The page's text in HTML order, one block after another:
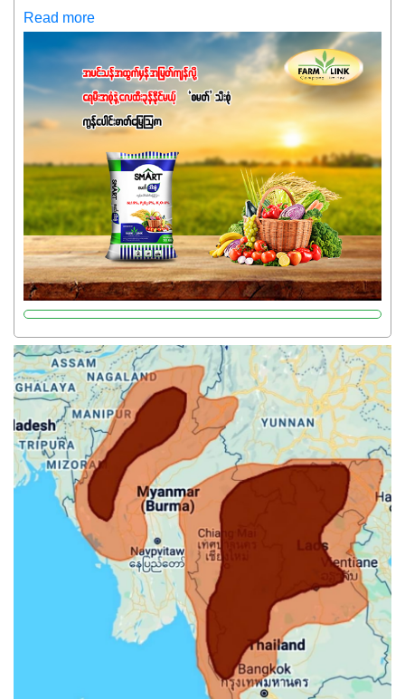
သေးရင်တော့ ဒီစာလေးကို ဆက်ဖတ်‌ပေးပါ #စမတ်သီးစုံဆိုတာ
အပင်တိုင်းအတွက် အဓိကအာဟာရNPK (19:7:8)နဲ့ #ဟူးမစ်
အက်စစ်တို့ အချိုးကျ ပေါင်းစပ်ထားတဲ့ ကွန်ပေါင်း
ဓာတ်မြေဩဇာဖြစ်ပါတယ်။ အဓိကအကျိုးကျေးဇူးတွေအနေနဲ့
ကတော့ နိုက်ထရိုဂျင် 19%ပါဝင်တဲ့အတွက် ကလိုရိုဖီးလ်ဖွဲ့စည်း
မှုကို အားပေးကာ သီးနှံပင်များ၏အရွက်များစိမ်းလန်းသန်စွမ်း
ပြီး အစာချက်လုပ်မှုအားကောင်းစေပါတယ်။ အပင်၏ပင်ပိုင်း
ကြီးထွားမှုကို တိုးမြင့်စေကာ အပင်သန်၍ အကြီးမြန်စေပါတယ်။
သင့်တော်တဲ့ Phosphorus 7%ပါဝင်မှုကြောင့် အပင်ရဲ့ အမြစ်
ဖွဲ့စည်းတည်ဆောက်မှုကို ပို၍သန်မာလာအောင် အားပေးပါ
တယ်။ ဒါ့အပြင် ပန်းပွင့်ခြင်း၊အသီးသီးခြင်း၊အစေ့တည်ခြင်း
လုပ်ငန်းစဉ်များကိုလည်း အားပေးပါတယ်။ လုံလောက်တဲ့
Potassium 8%က အပင်ရဲ့ ရောဂါဒဏ်၊ရာသီဥတုဒဏ်ခံနိုင်ရည်
ရှိမှုကို မြင့်တက်စေပြီး အသီးအရည်အသွေး၊ အရွယ်အစားနဲ့
အရသာ ပိုမိုကောင်းမွန်စေဖို့အတွက် လိုအပ်တဲ့အာဟာရဓာတ်
ဖြစ်ပါတယ်။ ဟူးမစ်အက်စစ်ပါဝင်ပေါင်းစပ်ထားတဲ့အတွက်
အာဟာရဓာတ်စုပ်ယူမှုကောင်းမွန်လာခြင်း၊မြေဆီလွှာဖွဲ့စည်းပုံ
နှင့်ရေထိန်းနိုင်စွမ်းအားကောင်းလာခြင်းအပါအဝင်
အကျိုးကျေးဇူးများစွာကိုရရှိစေမှာဖြစ်ပါတယ်။ စပါးအပါအဝင်
နှံစားသီးနှံများ၊ပဲအမျိုးမျိုး၊ဟင်းသီးဟင်းရွက်နဲ့ ဥယျာဉ်ခြံသီးနှံ
အားလုံးမှာ အသုံးပြုနိုင်တယ်ဆိုတော့ တစ်မျိုးတည်းနဲ့ အားလုံး
ပါဖက်(perfect)မယ့် စမတ်သီးစုံနော် အရွေးမမှားတာသေချာပြီ
မလို့ အတွေးမများဘဲ သီးနှံတိုင်းကြီးထွားအောင် ဖန်းလင့်ရဲ့ #စ
မတ်သီးစုံကို သုံးကြပါစို့....
Read more